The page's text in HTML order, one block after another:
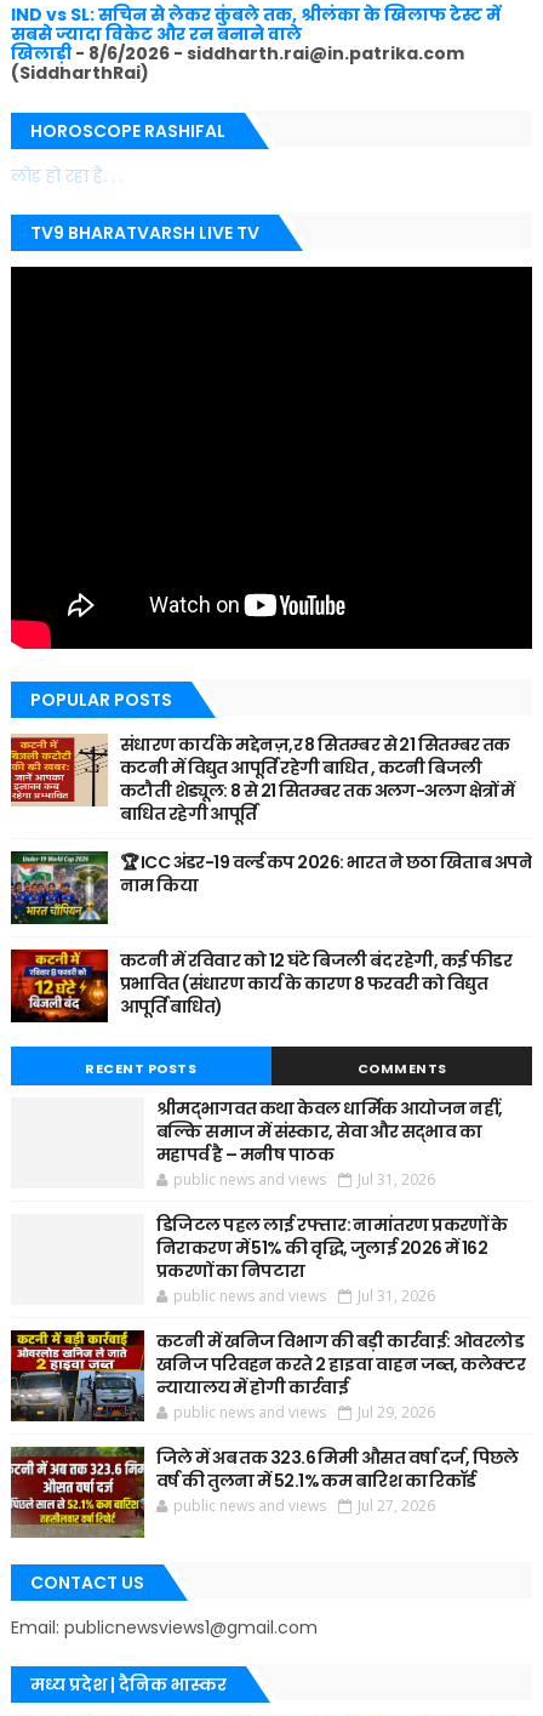
IND vs SL: सचिन से लेकर कुंबले तक, श्रीलंका के खिलाफ टेस्ट में
सबसे ज्यादा विकेट और रन बनाने वाले
खिलाड़ी- 8/6/2026- siddharth.rai@in.patrika.com
(SiddharthRai)
HOROSCOPE RASHIFAL
लोड हो रहा है. . .
TV9 BHARATVARSH LIVE TV
POPULAR POSTS
संधारण कार्य के मद्देनज़,र 8 सितम्बर से 21 सितम्बर तक
कटनी में विद्युत आपूर्ति रहेगी बाधित , कटनी बिजली
कटौती शेड्यूल: 8 से 21 सितम्बर तक अलग-अलग क्षेत्रों में
बाधित रहेगी आपूर्ति
🏆 ICC अंडर-19 वर्ल्ड कप 2026: भारत ने छठा खिताब अपने
नाम किया
कटनी में रविवार को 12 घंटे बिजली बंद रहेगी, कई फीडर
प्रभावित (संधारण कार्य के कारण 8 फरवरी को विद्युत
आपूर्ति बाधित)
RECENT POSTS COMMENTS
श्रीमद्भागवत कथा केवल धार्मिक आयोजन नहीं,
बल्कि समाज में संस्कार, सेवा और सद्भाव का
महापर्व है – मनीष पाठक
public news and views Jul 31, 2026
डिजिटल पहल लाई रफ्तार: नामांतरण प्रकरणों के
निराकरण में 51% की वृद्धि, जुलाई 2026 में 162
प्रकरणों का निपटारा
public news and views Jul 31, 2026
कटनी में खनिज विभाग की बड़ी कार्रवाई: ओवरलोड
खनिज परिवहन करते 2 हाइवा वाहन जब्त, कलेक्टर
न्यायालय में होगी कार्रवाई
public news and views Jul 29, 2026
जिले में अब तक 323.6 मिमी औसत वर्षा दर्ज, पिछले
वर्ष की तुलना में 52.1% कम बारिश का रिकॉर्ड
public news and views Jul 27, 2026
CONTACT US
Email: publicnewsviews1@gmail.com
मध्य प्रदेश | दैनिक भास्कर